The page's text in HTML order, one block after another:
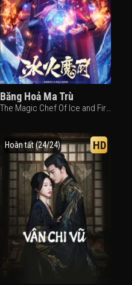
Băng Hoả Ma Trù
The Magic Chef Of Ice and Fire (2021)
Hoàn tất (24/24) HD